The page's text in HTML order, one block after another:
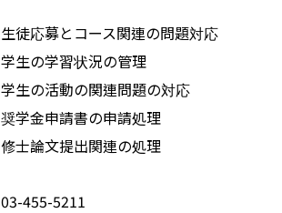
生徒応募とコース関連の問題対応
学生の学習状況の管理
学生の活動の関連問題の対応
奨学金申請書の申請処理
修士論文提出関連の処理
03-455-5211